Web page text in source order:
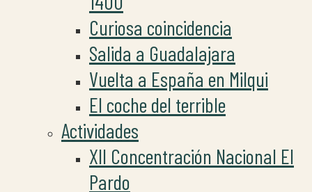
Curiosa coincidencia
Salida a Guadalajara
Vuelta a España en Milqui
El coche del terrible
Actividades
XII Concentración Nacional El
Pardo